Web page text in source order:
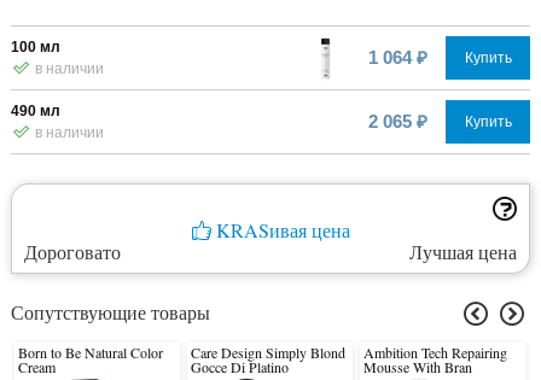
100 мл
в наличии
1 064 ₽ Купить
490 мл
в наличии
2 065 ₽ Купить
KRASивая цена
Дороговато
Лучшая цена
Сопутствующие товары
Born to Be Natural Color
Cream
Care Design Simply Blond
Gocce Di Platino
Ambition Tech Repairing
Mousse With Bran